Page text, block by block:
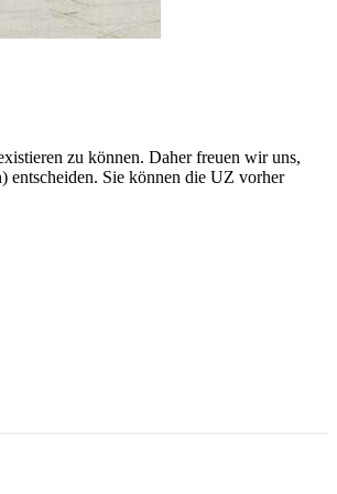
zu können. Daher freuen wir uns,
entscheiden. Sie können die UZ vorher